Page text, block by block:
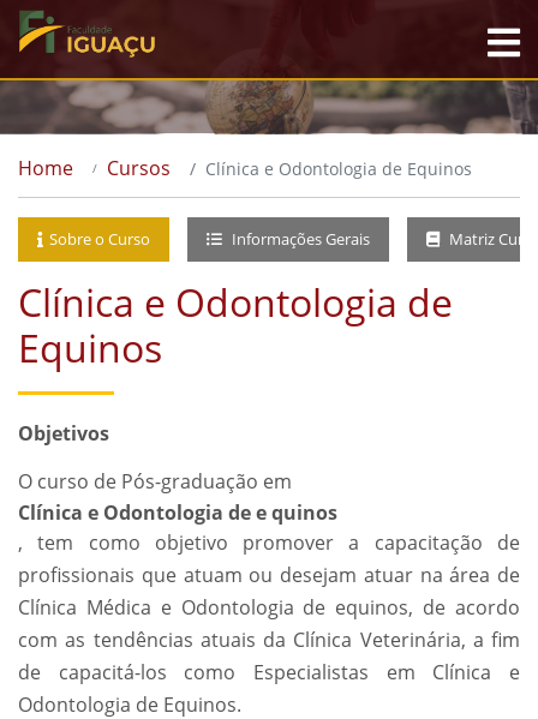
Home Cursos Clínica e Odontologia de Equinos
Sobre o Curso Informações Gerais Matriz
Clínica e Odontologia de
Equinos
Objetivos
O curso de Pós-graduação em
Clínica e Odontologia de e quinos
, tem como objetivo promover a capacitação de
profissionais que atuam ou desejam atuar na área de
Clínica Médica e Odontologia de equinos, de acordo
com as tendências atuais da Clínica Veterinária, a fim
de capacitá-los como Especialistas em Clínica e
Odontologia de Equinos.